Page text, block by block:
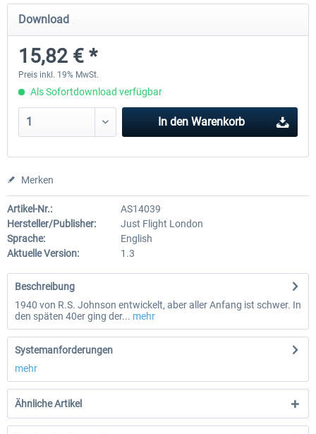
Airbus Bundle
52,33 € *
iFly Jets - The 737NG for
Download
15,82 € *
Preis inkl. 19% MwSt.
Als Sofortdownload verfügbar
In den Warenkorb
Merken
Artikel-Nr.:
AS14039
Hersteller/Publisher:
Just Flight London
Sprache:
English
Aktuelle Version:
1.3
Beschreibung
1940 von R.S. Johnson entwickelt, aber aller Anfang ist schwer. In
den späten 40er ging der... mehr
Systemanforderungen
mehr
Ähnliche Artikel